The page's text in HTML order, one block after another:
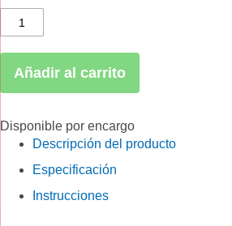
Añadir al carrito
Disponible por encargo
Descripción del producto
Especificación
Instrucciones